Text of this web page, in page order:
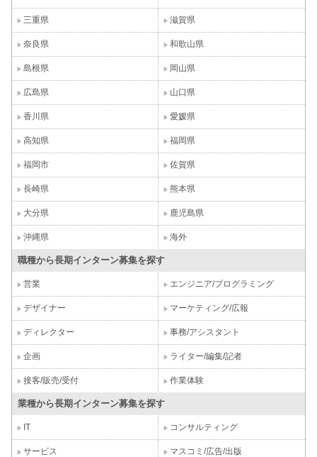
三重県 滋賀県
奈良県 和歌山県
島根県 岡山県
広島県 山口県
香川県 愛媛県
高知県 福岡県
福岡市 佐賀県
長崎県 熊本県
大分県 鹿児島県
沖縄県 海外
職種から長期インターン募集を探す
営業 エンジニア/プログラミング
デザイナー マーケティング/広報
ディレクター 事務/アシスタント
企画 ライター/編集/記者
接客/販売/受付 作業体験
業種から長期インターン募集を探す
IT コンサルティング
サービス マスコミ/広告/出版